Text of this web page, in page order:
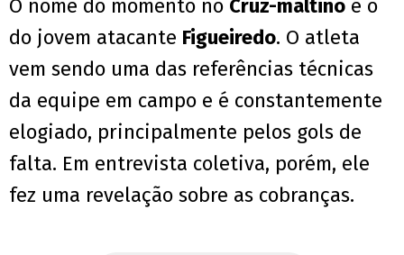
O nome do momento no Cruz-maltino é o
do jovem atacante Figueiredo. O atleta
vem sendo uma das referências técnicas
da equipe em campo e é constantemente
elogiado, principalmente pelos gols de
falta. Em entrevista coletiva, porém, ele
fez uma revelação sobre as cobranças.